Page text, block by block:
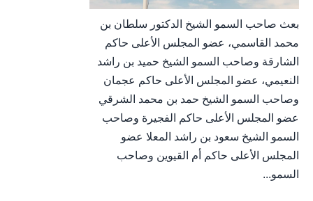
بعث صاحب السمو الشيخ الدكتور سلطان بن
محمد القاسمي، عضو المجلس الأعلى حاكم
الشارقة وصاحب السمو الشيخ حميد بن راشد
النعيمي، عضو المجلس الأعلى حاكم عجمان
وصاحب السمو الشيخ حمد بن محمد الشرقي
عضو المجلس الأعلى حاكم الفجيرة وصاحب
السمو الشيخ سعود بن راشد المعلا عضو
المجلس الأعلى حاكم أم القيوين وصاحب
السمو...